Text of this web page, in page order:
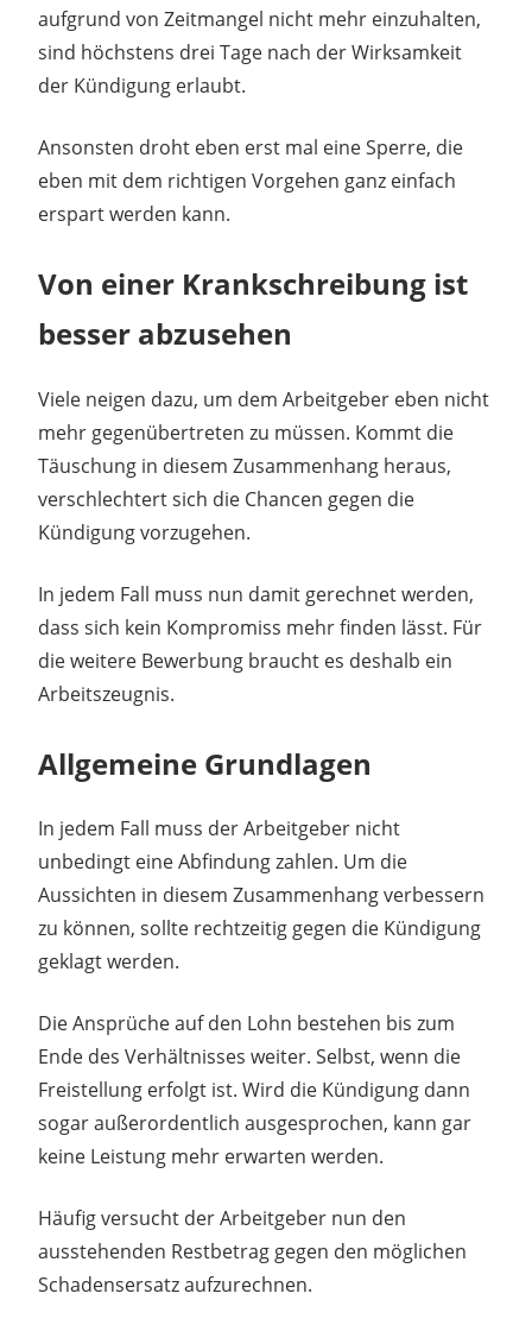
aufgrund von Zeitmangel nicht mehr einzuhalten,
sind höchstens drei Tage nach der Wirksamkeit
der Kündigung erlaubt.
Ansonsten droht eben erst mal eine Sperre, die
eben mit dem richtigen Vorgehen ganz einfach
erspart werden kann.
Von einer Krankschreibung ist
besser abzusehen
Viele neigen dazu, um dem Arbeitgeber eben nicht
mehr gegenübertreten zu müssen. Kommt die
Täuschung in diesem Zusammenhang heraus,
verschlechtert sich die Chancen gegen die
Kündigung vorzugehen.
In jedem Fall muss nun damit gerechnet werden,
dass sich kein Kompromiss mehr finden lässt. Für
die weitere Bewerbung braucht es deshalb ein
Arbeitszeugnis.
Allgemeine Grundlagen
In jedem Fall muss der Arbeitgeber nicht
unbedingt eine Abfindung zahlen. Um die
Aussichten in diesem Zusammenhang verbessern
zu können, sollte rechtzeitig gegen die Kündigung
geklagt werden.
Die Ansprüche auf den Lohn bestehen bis zum
Ende des Verhältnisses weiter. Selbst, wenn die
Freistellung erfolgt ist. Wird die Kündigung dann
sogar außerordentlich ausgesprochen, kann gar
keine Leistung mehr erwarten werden.
Häufig versucht der Arbeitgeber nun den
ausstehenden Restbetrag gegen den möglichen
Schadensersatz aufzurechnen.